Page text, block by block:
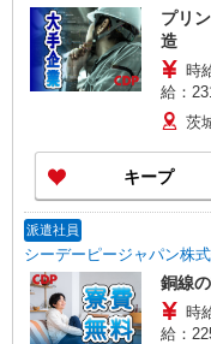
プリ
造
時
給：
茨
キープ
派遣社員
シーデーピージャパン株
銅線
時
給：